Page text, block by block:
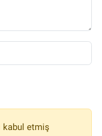
kabul etmiş